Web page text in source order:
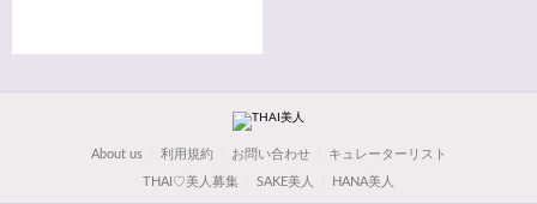
About us 利用規約 お問い合わせ キュレーターリスト
THAI♡美人募集 SAKE美人 HANA美人